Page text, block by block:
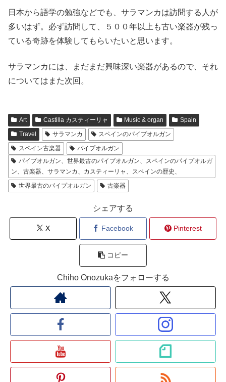
日本から語学の勉強などでも、サラマンカは訪問する人が
多いはず。必ず訪問して、５００年以上も古い楽器が残っ
ている奇跡を体験してもらいたいと思います。
サラマンカには、まだまだ興味深い楽器があるので、それ
についてはまた次回。
Art Castilla カスティーリャ Music & organ
Spain
Travel
サラマンカ
スペインのパイプオルガン
スペイン古楽器
パイプオルガン
パイプオルガン、世界最古のパイプオルガン、スペインのパイプオルガ
ン、古楽器、サラマンカ、カスティーリャ、スペインの歴史、
世界最古のパイプオルガン
古楽器
シェアする
X Facebook Pinterest
コピー
Chiho Onozukaをフォローする